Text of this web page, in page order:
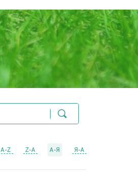
А-Z Z-А А-Я Я-А